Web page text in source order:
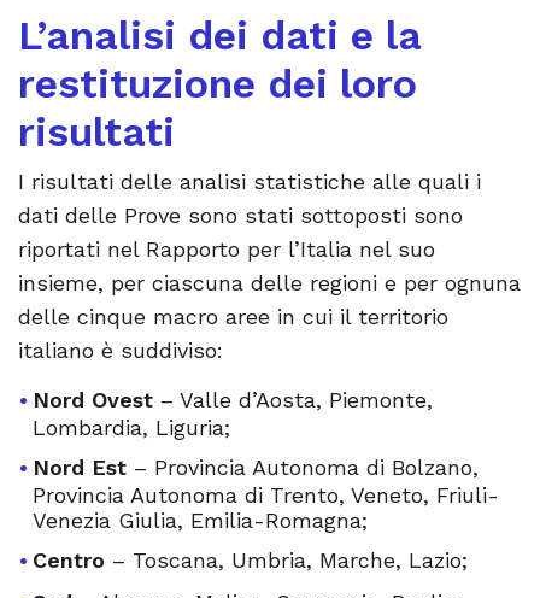
L’analisi dei dati e la
restituzione dei loro
risultati
I risultati delle analisi statistiche alle quali i
dati delle Prove sono stati sottoposti sono
riportati nel Rapporto per l’Italia nel suo
insieme, per ciascuna delle regioni e per ognuna
delle cinque macro aree in cui il territorio
italiano è suddiviso:
Nord Ovest – Valle d’Aosta, Piemonte,
Lombardia, Liguria;
Nord Est – Provincia Autonoma di Bolzano,
Provincia Autonoma di Trento, Veneto, Friuli-
Venezia Giulia, Emilia-Romagna;
Centro – Toscana, Umbria, Marche, Lazio;